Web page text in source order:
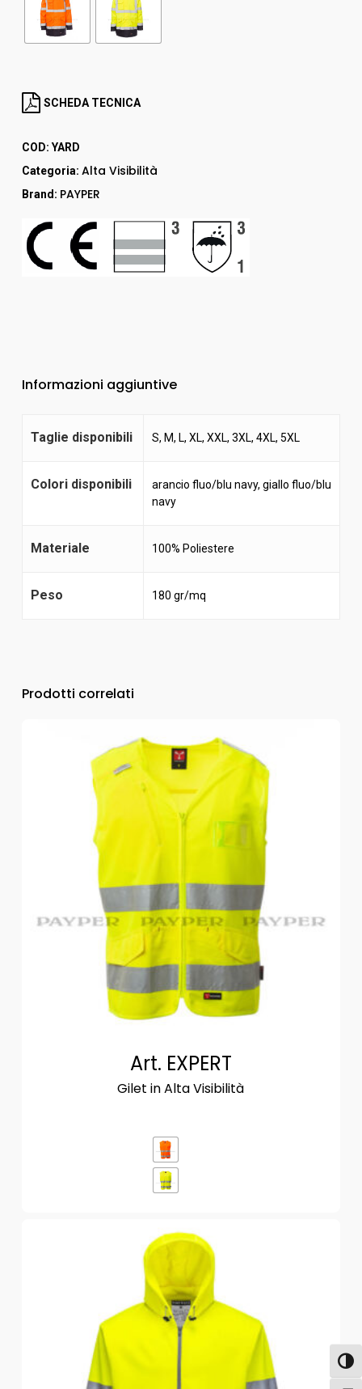
SCHEDA TECNICA
COD: YARD
Categoria: Alta Visibilità
Brand: PAYPER
Informazioni aggiuntive
Taglie disponibili S, M, L, XL, XXL, 3XL, 4XL, 5XL
Colori disponibili arancio fluo/blu navy, giallo fluo/blu
navy
Materiale 100% Poliestere
Peso 180 gr/mq
Prodotti correlati
Art. EXPERT
Gilet in Alta Visibilità